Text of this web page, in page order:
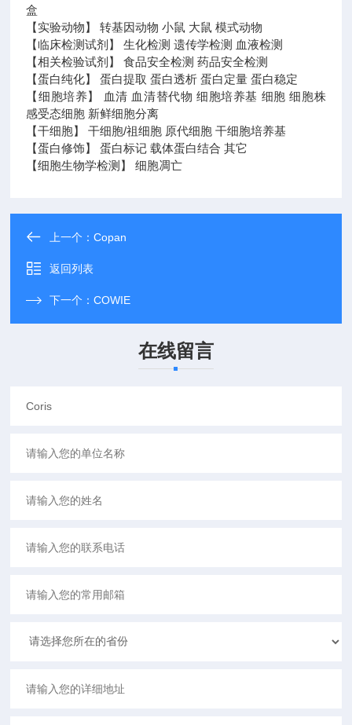
盒
【实验动物】 转基因动物 小鼠 大鼠 模式动物
【临床检测试剂】 生化检测 遗传学检测 血液检测
【相关检验试剂】 食品安全检测 药品安全检测
【蛋白纯化】 蛋白提取 蛋白透析 蛋白定量 蛋白稳定
【细胞培养】 血清 血清替代物 细胞培养基 细胞 细胞株
感受态细胞 新鲜细胞分离
【干细胞】 干细胞/祖细胞 原代细胞 干细胞培养基
【蛋白修饰】 蛋白标记 载体蛋白结合 其它
【细胞生物学检测】 细胞凋亡
上一个：Copan
返回列表
下一个：COWIE
在线留言